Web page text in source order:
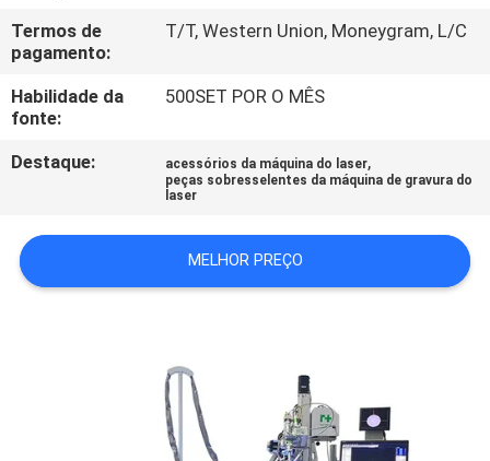
SOLUÇÃO
MAPA
SITE
PRIVACY
POLICY
Termos de
pagamento:
T/T, Western Union, Moneygram, L/C
Habilidade da
fonte:
500SET POR O MÊS
Destaque: acessórios da máquina do laser,
peças sobresselentes da máquina de gravura do
laser
MELHOR PREÇO